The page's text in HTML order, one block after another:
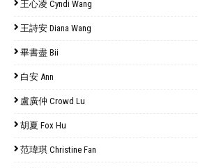
王心凌 Cyndi Wang
王詩安 Diana Wang
畢書盡 Bii
白安 Ann
盧廣仲 Crowd Lu
胡夏 Fox Hu
范瑋琪 Christine Fan